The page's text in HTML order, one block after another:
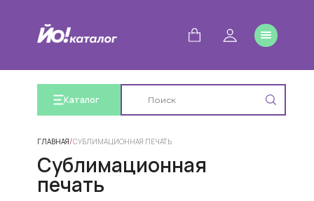
Каталог
ГЛАВНАЯ/СУБЛИМАЦИОННАЯ ПЕЧАТЬ
Сублимационная
печать